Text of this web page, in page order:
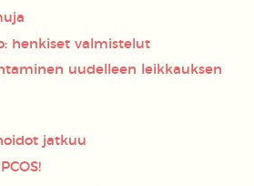
henkiset valmistelut
uudelleen leikkauksen
jatkuu